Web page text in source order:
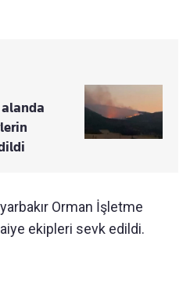
alanda
Orman İşletme
ekipleri sevk edildi.